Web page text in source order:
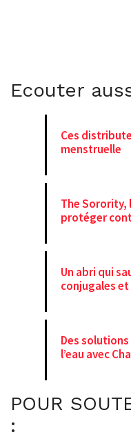
Ecouter
Ces
menstruelle
The Sorority,
protéger
Un abri qui
conjugales
Des
l’eau avec
POUR
: